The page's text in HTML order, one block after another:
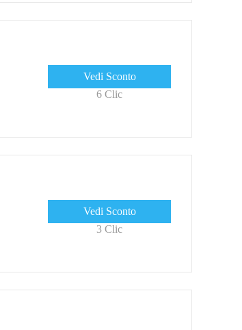
Vedi Sconto
6 Clic
Vedi Sconto
3 Clic